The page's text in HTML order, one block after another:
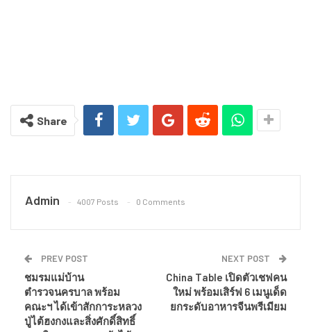
Share
Admin 4007 Posts 0 Comments
PREV POST
ชมรมแม่บ้าน
ตำรวจนครบาล พร้อม
คณะฯ ได้เข้าสักการะหลวง
ปู่ไต้ฮงกงและสิ่งศักดิ์สิทธิ์
NEXT POST
China Table เปิดตัวเชฟคน
ใหม่ พร้อมเสิร์ฟ 6 เมนูเด็ด
ยกระดับอาหารจีนพรีเมียม